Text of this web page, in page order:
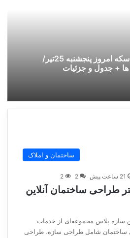
قیمت جدید طلا و سکه امروز پنجشنبه 25تیر/
+ جدول و جزئیات
ساختمان و املاک
21 ساعت پیش 2
2
طراحی ساختمان آنلاین
سازه پلاس مجموعه‌ای از خدمات
شامل طراحی سازه، طراحی